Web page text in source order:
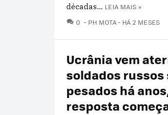
décadas... LEIA MAIS »
0 COMENTÁRIOS
PH MOTA HÁ 2 MESES
Ucrânia vem
soldados
pesados ​​há
resposta